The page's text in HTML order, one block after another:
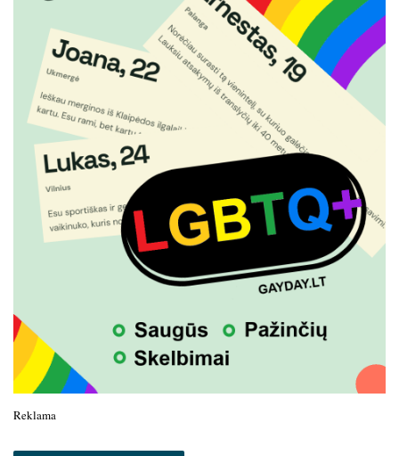
Reklama